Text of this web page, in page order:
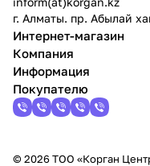
г. Алматы. пр. Абылай
Интернет-магазин
Компания
Информация
Покупателю
© 2026 ТОО «Корган